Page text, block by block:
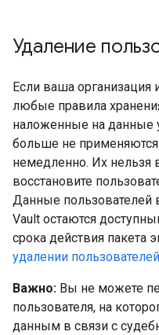
Удаление
Если ваша организация
любые правила
наложенные на данные
больше не
немедленно. Их нельзя
восстановите
Данные пользователей
Vault остаются
срока действия пакета
удалении
Важно: Вы не можете
пользователя, на
данным в связи с